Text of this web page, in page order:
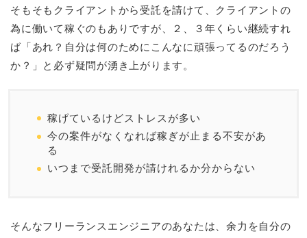
そもそもクライアントから受託を請けて、クライアントの
為に働いて稼ぐのもありですが、２、３年くらい継続すれ
ば「あれ？自分は何のためにこんなに頑張ってるのだろう
か？」と必ず疑問が湧き上がります。
稼げているけどストレスが多い
今の案件がなくなれば稼ぎが止まる不安があ
る
いつまで受託開発が請けれるか分からない
そんなフリーランスエンジニアのあなたは、余力を自分の